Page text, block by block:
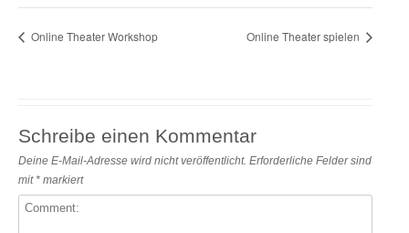
Online Theater Workshop Online Theater spielen
Schreibe einen Kommentar
Deine E-Mail-Adresse wird nicht veröffentlicht. Erforderliche Felder sind
mit * markiert